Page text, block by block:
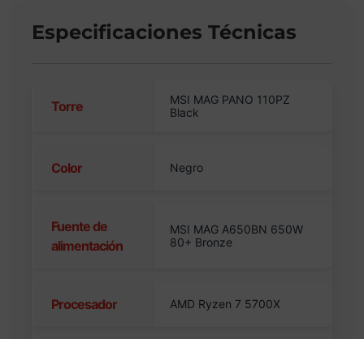
Especificaciones Técnicas
Torre
MSI MAG PANO 110PZ
Black
Color Negro
Fuente de
alimentación
MSI MAG A650BN 650W
80+ Bronze
Procesador AMD Ryzen 7 5700X